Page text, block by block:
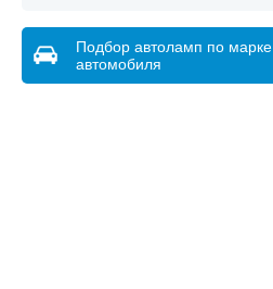
Подбор автоламп по марке
автомобиля